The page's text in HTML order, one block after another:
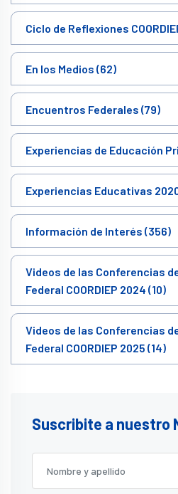
Ciclo de Reflexiones
En los Medios (62)
Encuentros Federales (79)
Experiencias de Educación
Experiencias Educativas
Información de Interés (356)
Videos de las Conferencias
Federal COORDIEP 2024 (10)
Videos de las Conferencias
Federal COORDIEP 2025 (14)
Suscribite a nuestro